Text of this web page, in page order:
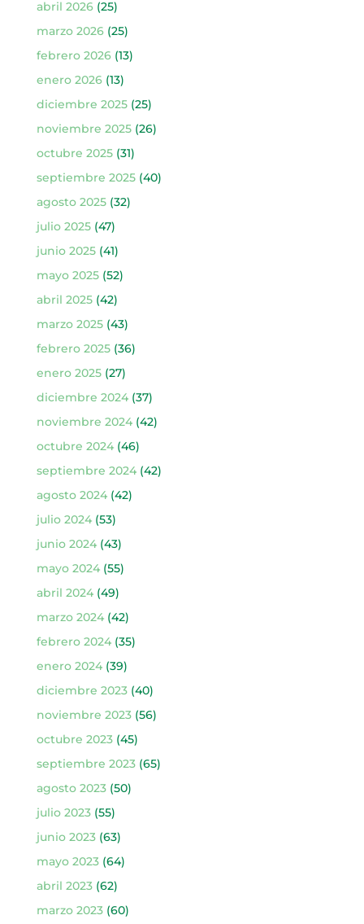
abril 2026(25)
marzo 2026(25)
febrero 2026(13)
enero 2026(13)
diciembre 2025(25)
noviembre 2025(26)
octubre 2025(31)
septiembre 2025(40)
agosto 2025(32)
julio 2025(47)
junio 2025(41)
mayo 2025(52)
abril 2025(42)
marzo 2025(43)
febrero 2025(36)
enero 2025(27)
diciembre 2024(37)
noviembre 2024(42)
octubre 2024(46)
septiembre 2024(42)
agosto 2024(42)
julio 2024(53)
junio 2024(43)
mayo 2024(55)
abril 2024(49)
marzo 2024(42)
febrero 2024(35)
enero 2024(39)
diciembre 2023(40)
noviembre 2023(56)
octubre 2023(45)
septiembre 2023(65)
agosto 2023(50)
julio 2023(55)
junio 2023(63)
mayo 2023(64)
abril 2023(62)
marzo 2023(60)